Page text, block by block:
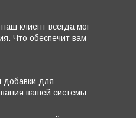
клиент всегда мог
Что обеспечит вам
добавки для
вашей системы